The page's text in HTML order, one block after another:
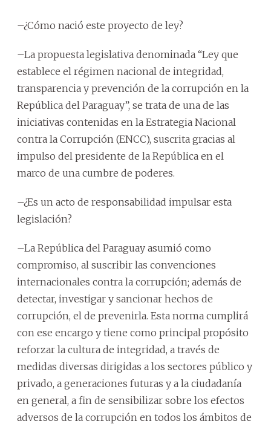
–¿Cómo nació este proyecto de ley?
–La propuesta legislativa denominada “Ley que
establece el régimen nacional de integridad,
transparencia y prevención de la corrupción en la
República del Paraguay”, se trata de una de las
iniciativas contenidas en la Estrategia Nacional
contra la Corrupción (ENCC), suscrita gracias al
impulso del presidente de la República en el
marco de una cumbre de poderes.
–¿Es un acto de responsabilidad impulsar esta
legislación?
–La República del Paraguay asumió como
compromiso, al suscribir las convenciones
internacionales contra la corrupción; además de
detectar, investigar y sancionar hechos de
corrupción, el de prevenirla. Esta norma cumplirá
con ese encargo y tiene como principal propósito
reforzar la cultura de integridad, a través de
medidas diversas dirigidas a los sectores público y
privado, a generaciones futuras y a la ciudadanía
en general, a fin de sensibilizar sobre los efectos
adversos de la corrupción en todos los ámbitos de